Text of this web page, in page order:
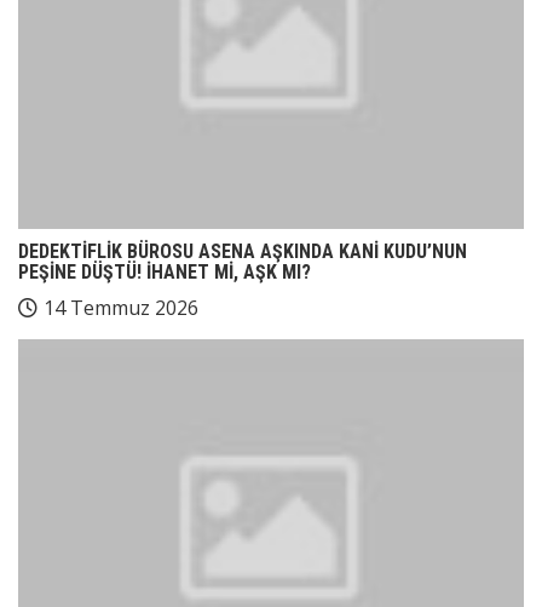
DEDEKTİFLİK BÜROSU ASENA AŞKINDA KANİ KUDU’NUN
PEŞİNE DÜŞTÜ! İHANET Mİ, AŞK MI?
14 Temmuz 2026